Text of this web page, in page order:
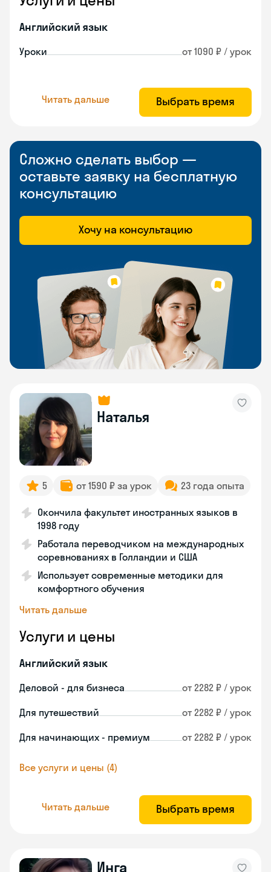
Английский язык
Уроки от 1090 ₽ / урок
Читать дальше Выбрать время
Сложно сделать выбор —
оставьте заявку на бесплатную
консультацию
Хочу на консультацию
Наталья
5 от 1590 ₽ за урок 23 года опыта
Окончила факультет иностранных языков в
1998 году
Работала переводчиком на международных
соревнованиях в Голландии и США
Использует современные методики для
комфортного обучения
Читать дальше
Услуги и цены
Английский язык
Деловой - для бизнеса от 2282 ₽ / урок
Для путешествий от 2282 ₽ / урок
Для начинающих - премиум от 2282 ₽ / урок
Все услуги и цены (4)
Читать дальше Выбрать время
Инга